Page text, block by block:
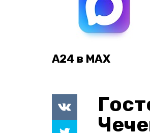
А24 в MAX